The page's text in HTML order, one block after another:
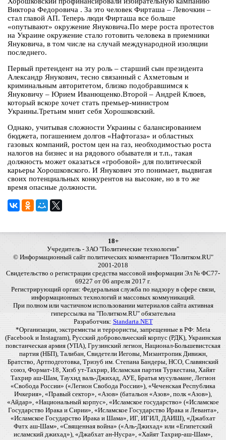
Виктора Федоровича . За это человек Фирташа – Левочкин –
стал главой АП. Теперь люди Фирташа все больше
«опутывают» окружение Януковича.По мере роста протестов
на Украине окружение стало готовить человека в приемники
Януковича, в том числе на случай международной изоляции
последнего.
Первый претендент на эту роль – старший сын президента
Александр Янукович, тесно связанный с Ахметовым и
криминальным авторитетом, близко подобравшимся к
Януковичу – Юрием Иванющенко.Второй – Андрей Клюев,
который вскоре хочет стать премьер-министром
Украины.Третьим мнит себя Хорошковский.
Однако, учитывая сложности Украины с балансированием
бюджета, погашением долгов «Нафтогаза» и областных
газовых компаний, ростом цен на газ, необходимостью роста
налогов на бизнес и на рядового обывателя и т.п., такая
должность может оказаться «гробовой» для политической
карьеры Хорошковского. И Янукович это понимает, выдвигая
своих потенциальных конкурентов на высокие, но в то же
время опасные должности.
18+
Учредитель - ЗАО "Политические технологии"
© Информационный сайт политических комментариев "Политком.RU"
2001-2018
Свидетельство о регистрации средства массовой информации Эл № ФС77-
69227 от 06 апреля 2017 г.
Регистрирующий орган: Федеральная служба по надзору в сфере связи,
информационных технологий и массовых коммуникаций.
При полном или частичном использовании материалов сайта активная
гиперссылка на "Политком.RU" обязательна
Разработчик: Standarta.NET
*Организации, экстремисты и террористы, запрещенные в РФ: Meta
(Facebook и Instagram), Русский добровольческий корпус (РДК), Украинская
повстанческая армия (УПА), Грузинский легион, Национал-Большевистская
партия (НБП), Талибан, Свидетели Иеговы, Мизантропик Дивижн,
Братство, Артподготовка, Тризуб им. Степана Бандеры, НСО, Славянский
союз, Формат-18, Хизб ут-Тахрир, Исламская партия Туркестана, Хайят
Тахрир аш-Шам, Таухид валь-Джихад, АУЕ, Братья мусульмане, Легион
«Свобода России» («Легион Свобода России»), «Чеченская Республика
Ичкерия», «Правый сектор», «Азов» (батальон «Азов», полк «Азов»),
«Айдар», «Национальный корпус», «Исламское государство» («Исламское
Государство Ирака и Сирии», «Исламское Государство Ирака и Леванта»,
«Исламское Государство Ирака и Шама», ИГ, ИГИЛ, ДАИШ), «Джабхат
Фатх аш-Шам», «Священная война» («Аль-Джихад» или «Египетский
исламский джихад»), «Джабхат ан-Нусра», «Хайят Тахрир-аш-Шам»,